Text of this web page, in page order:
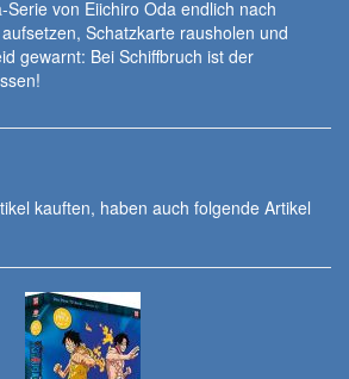
von Eiichiro Oda endlich nach
Schatzkarte rausholen und
gewarnt: Bei Schiffbruch ist der
kauften, haben auch folgende Artikel